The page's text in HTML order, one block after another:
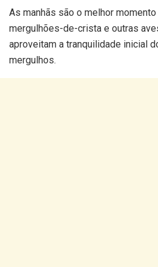
As manhãs são o melhor
mergulhões-de-crista e outras
aproveitam a tranquilidade inicial
mergulhos.